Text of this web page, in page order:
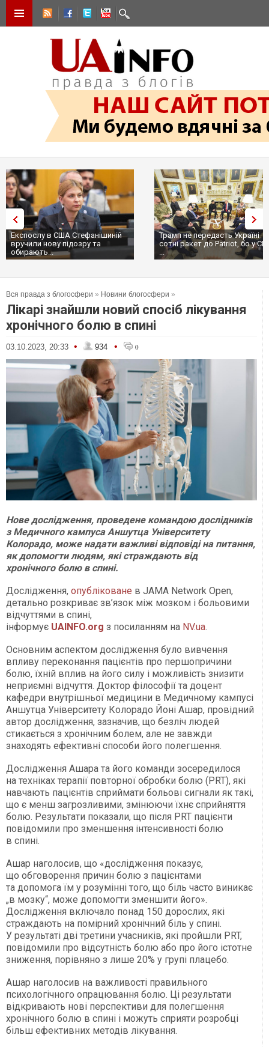
Експослу в США Стефанішиній
вручили нову підозру та
обирають...
Трамп не передасть Україні
сотні ракет до Patriot, бо у
...
Вся правда з блогосфери » Новини блогосфери »
Лікарі знайшли новий спосіб лікування
хронічного болю в спині
03.10.2023, 20:33 • 934 • 0
Нове дослідження, проведене командою дослідників
з Медичного кампуса Аншутца Університету
Колорадо, може надати важливі відповіді на питання,
як допомогти людям, які страждають від
хронічного болю в спині.
Дослідження, опубліковане в JAMA Network Open,
детально розкриває зв’язок між мозком і больовими
відчуттями в спині,
інформує UAINFO.org з посиланням на NV.ua.
Основним аспектом дослідження було вивчення
впливу переконання пацієнтів про першопричини
болю, їхній вплив на його силу і можливість знизити
неприємні відчуття. Доктор філософії та доцент
кафедри внутрішньої медицини в Медичному кампусі
Аншутца Університету Колорадо Йоні Ашар, провідний
автор дослідження, зазначив, що безліч людей
стикається з хронічним болем, але не завжди
знаходять ефективні способи його полегшення.
Дослідження Ашара та його команди зосередилося
на техніках терапії повторної обробки болю (PRT), які
навчають пацієнтів сприймати больові сигнали як такі,
що є менш загрозливими, змінюючи їхнє сприйняття
болю. Результати показали, що після PRT пацієнти
повідомили про зменшення інтенсивності болю
в спині.
Ашар наголосив, що «дослідження показує,
що обговорення причин болю з пацієнтами
та допомога їм у розумінні того, що біль часто виникає
„в мозку“, може допомогти зменшити його».
Дослідження включало понад 150 дорослих, які
страждають на помірний хронічний біль у спині.
У результаті дві третини учасників, які пройшли PRT,
повідомили про відсутність болю або про його істотне
зниження, порівняно з лише 20% у групі плацебо.
Ашар наголосив на важливості правильного
психологічного опрацювання болю. Ці результати
відкривають нові перспективи для полегшення
хронічного болю в спині і можуть сприяти розробці
більш ефективних методів лікування.